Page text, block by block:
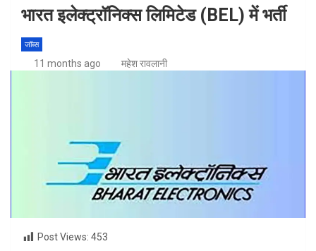
भारत इलेक्ट्रॉनिक्स लिमिटेड (BEL) में भर्ती
जॉब्स
11 months ago महेश रावलानी
Post Views: 453